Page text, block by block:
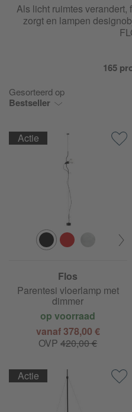
Als licht ruimtes
zorgt en lampen
165
Gesorteerd op
Bestseller
Flos
Parentesi vloerlamp met
dimmer
op voorraad
vanaf 378,00 €
OVP420,00 €
Actie
Actie